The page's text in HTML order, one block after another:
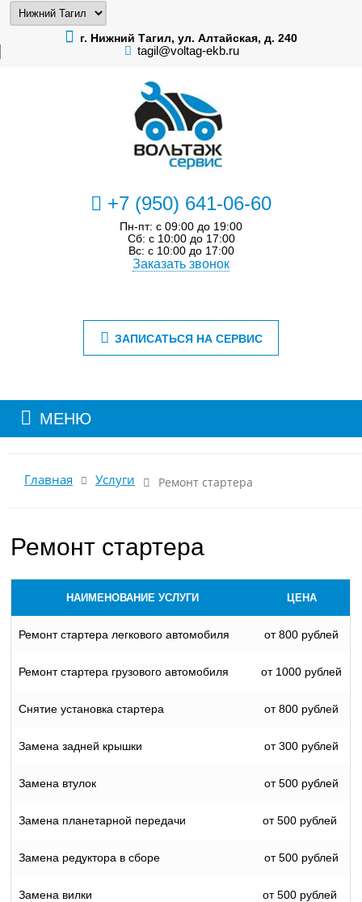
г. Нижний Тагил, ул. Алтайская, д. 240
tagil@voltag-ekb.ru
+7 (950) 641-06-60
Пн-пт: с 09:00 до 19:00
Сб: с 10:00 до 17:00
Вс: с 10:00 до 17:00
Заказать звонок
ЗАПИСАТЬСЯ НА СЕРВИС
МЕНЮ
Главная Услуги Ремонт стартера
Ремонт стартера
НАИМЕНОВАНИЕ УСЛУГИ ЦЕНА
Ремонт стартера легкового автомобиля от 800 рублей
Ремонт стартера грузового автомобиля от 1000 рублей
Снятие установка стартера от 800 рублей
Замена задней крышки от 300 рублей
Замена втулок от 500 рублей
Замена планетарной передачи от 500 рублей
Замена редуктора в сборе от 500 рублей
Замена вилки от 500 рублей